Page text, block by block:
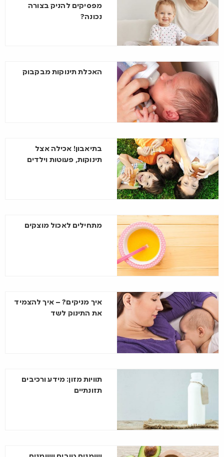
מפסיקים להניק בצורה
נכונה?
האכלת תינוקות מבקבוק
בתיאבון! אכילה אצל
תינוקות, פעוטות וילדים
מתחילים לאכול מוצקים
איך מניקים? – איך להצמיד
את התינוק לשד
תוויות מזון: מידע ורכיבים
תזונתיים